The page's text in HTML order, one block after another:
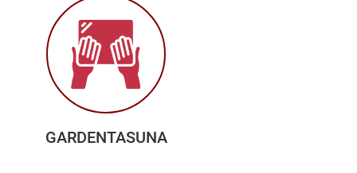
GARDENTASUNA